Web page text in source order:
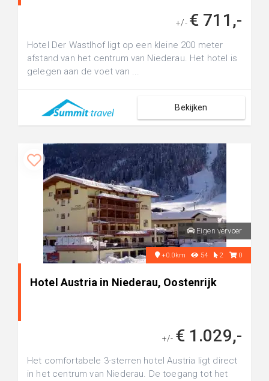
+/- € 711,-
Hotel Der Wastlhof ligt op een kleine 200 meter
afstand van het centrum van Niederau. Het hotel is
gelegen aan de voet van ...
Bekijken
Eigen vervoer
+0.0km 54 2 0
Hotel Austria in Niederau, Oostenrijk
+/- € 1.029,-
Het comfortabele 3-sterren hotel Austria ligt direct
in het centrum van Niederau. De toegang tot het